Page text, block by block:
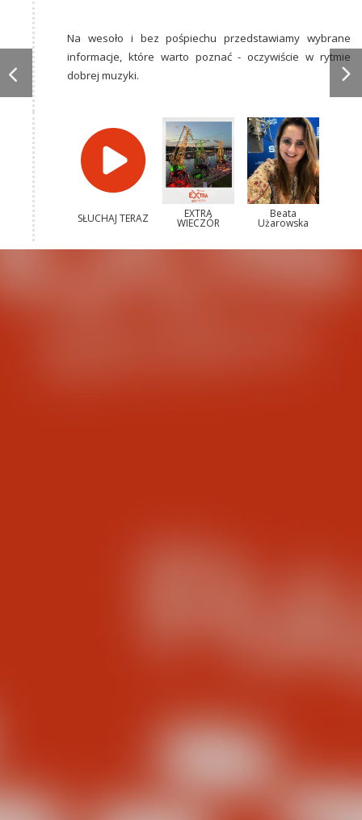
Na wesoło i bez pośpiechu przedstawiamy wybrane
informacje, które warto poznać - oczywiście w rytmie
dobrej muzyki.
SŁUCHAJ TERAZ EXTRA
WIECZÓR
Beata
Użarowska